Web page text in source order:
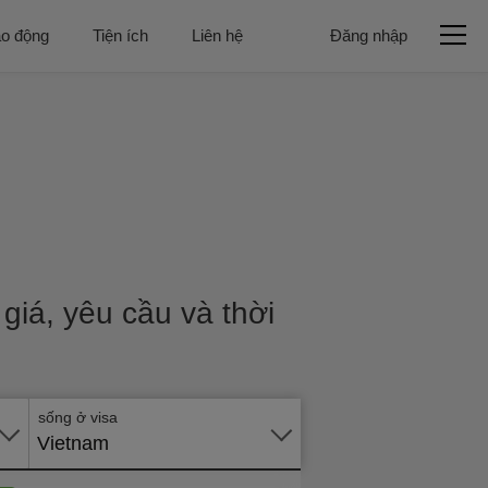
động Tiện ích Liên hệ Đăng nhập
yêu cầu và thời
sống ở visa
Vietnam